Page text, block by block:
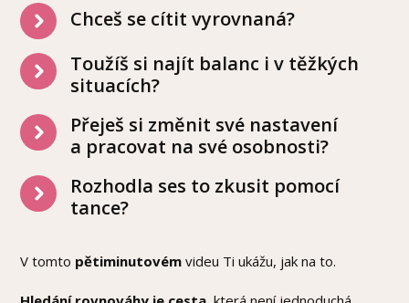
Chceš se cítit vyrovnaná?
Toužíš si najít balanc i v těžkých
situacích?
Přeješ si změnit své nastavení
a pracovat na své osobnosti?
Rozhodla ses to zkusit pomocí
tance?
V tomto pětiminutovém videu Ti ukážu, jak na to.